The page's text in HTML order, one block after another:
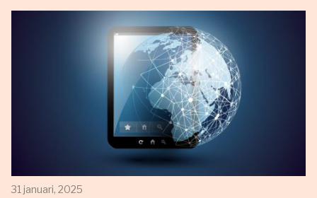
31 januari, 2025